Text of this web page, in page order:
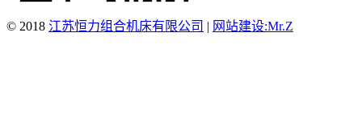
© 2018 江苏恒力组合机床有限公司 | 网站建设:Mr.Z